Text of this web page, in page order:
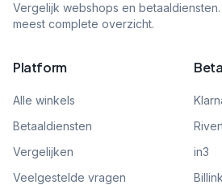
Vergelijk webshops en
meest complete overzicht.
Platform
Alle winkels
Betaaldiensten
Vergelijken
Veelgestelde vragen
in3
Billink